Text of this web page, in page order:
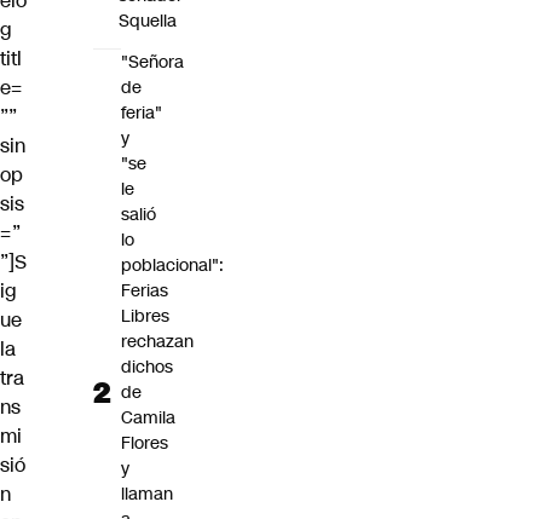
g
titl
e=
””
sin
op
sis
=”
”]S
ig
ue
la
tra
ns
mi
sió
n
Squella
"Señora
de
feria"
y
"se
le
salió
lo
poblacional":
Ferias
Libres
rechazan
dichos
de
Camila
Flores
y
llaman